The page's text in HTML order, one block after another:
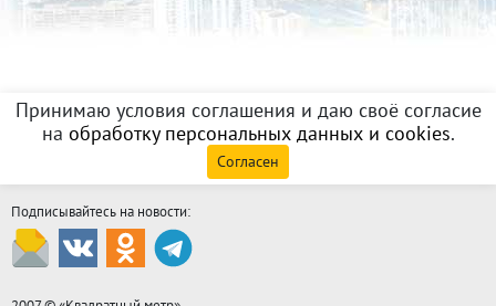
Принимаю условия соглашения и даю своё согласие
на обработку персональных данных и cookies.
Согласен
Подписывайтесь на новости: